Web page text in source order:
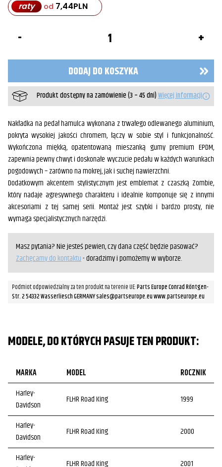
raty od 7,44PLN
hamulca
DODAJ DO KOSZYKA
Produkt dostępny na zamówienie (3 – 45 dni)Więcej informacji
Nakładka na pedał hamulca wykonana z trwałego odlewanego aluminium,
pokryta wysokiej jakości chromem, łączy w sobie styl i funkcjonalność.
Wykończona miękką, opatentowaną mieszanką gumy premium EPDM,
zapewnia pewny chwyt i doskonałe wyczucie pedału w każdych warunkach
pogodowych – zarówno na mokrej, jak i suchej nawierzchni.
Dodatkowym akcentem stylistycznym jest emblemat z czaszką Zombie,
który nadaje agresywnego charakteru i idealnie komponuje się z innymi
akcesoriami z tej samej serii. Montaż jest szybki i bardzo prosty, nie
wymaga specjalistycznych narzędzi.
Masz pytania? Nie jesteś pewien, czy dana część będzie pasować?
Zachęcamy do kontaktu- doradzimy i pomożemy w wyborze.
Podmiot odpowiedzialny za ten produkt na terenie UE:Parts Europe Conrad Röntgen-
Str. 2 54332 Wasserliesch GERMANY sales@partseurope.eu www.partseurope.eu
MODELE, DO KTÓRYCH PASUJE TEN PRODUKT:
MARKA MODEL
ROCZNIK
Harley-
Davidson
FLHR Road King 1999
Harley-
Davidson
FLHR Road King 2000
Harley-
FLHR Road King 2001